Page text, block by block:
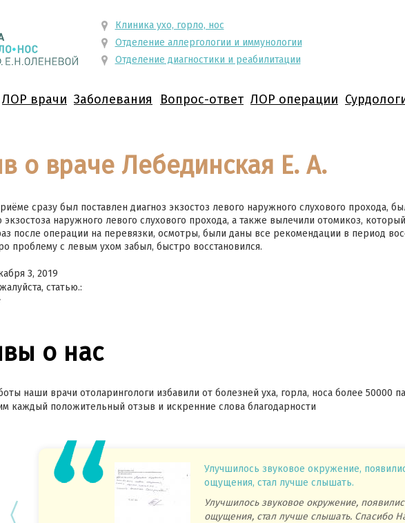
Клиника ухо, горло, нос
Отделение аллергологии и иммунологии
Отделение диагностики и реабилитации
ЛОР врачи Заболевания Вопрос-ответ ЛОР операции
о враче Лебединская Е. А.
сразу был поставлен диагноз экзостоз левого наружного слухового прохода,
наружного левого слухового прохода, а также вылечили отомикоз,
после операции на перевязки, осмотры, были даны все рекомендации в период
проблему с левым ухом забыл, быстро восстановился.
3, 2019
статью.:
о нас
наши врачи отоларингологи избавили от болезней уха, горла, носа более 50000
каждый положительный отзыв и искренние слова благодарности
Улучшилось звуковое окружение,
ощущения, стал лучше слышать.
Улучшилось звуковое окружение,
ощущения, стал лучше слышать. Спасибо